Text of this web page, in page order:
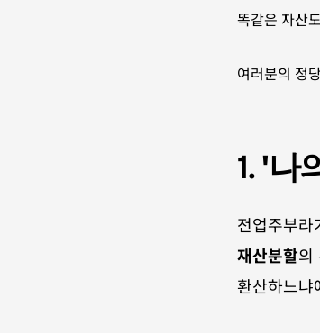
똑같은 자산
여러분의 정
1. '나
전업주부
재산분할의
환산하느냐